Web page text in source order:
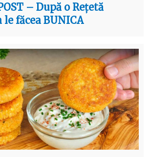
– După o Rețetă
le făcea BUNICA